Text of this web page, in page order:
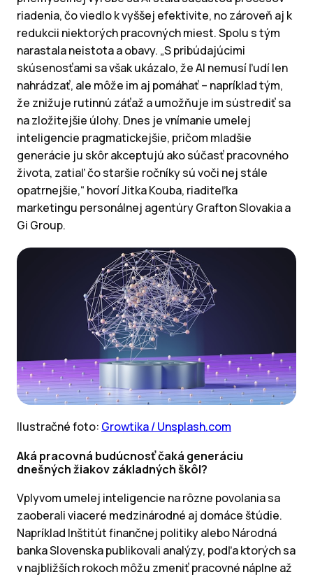
riadenia, čo viedlo k vyššej efektivite, no zároveň aj k
redukcii niektorých pracovných miest. Spolu s tým
narastala neistota a obavy. „S pribúdajúcimi
skúsenosťami sa však ukázalo, že AI nemusí ľudí len
nahrádzať, ale môže im aj pomáhať – napríklad tým,
že znižuje rutinnú záťaž a umožňuje im sústrediť sa
na zložitejšie úlohy. Dnes je vnímanie umelej
inteligencie pragmatickejšie, pričom mladšie
generácie ju skôr akceptujú ako súčasť pracovného
života, zatiaľ čo staršie ročníky sú voči nej stále
opatrnejšie,“ hovorí Jitka Kouba, riaditeľka
marketingu personálnej agentúry Grafton Slovakia a
Gi Group.
Ilustračné foto: Growtika / Unsplash.com
Aká pracovná budúcnosť čaká generáciu
dnešných žiakov základných škôl?
Vplyvom umelej inteligencie na rôzne povolania sa
zaoberali viaceré medzinárodné aj domáce štúdie.
Napríklad Inštitút finančnej politiky alebo Národná
banka Slovenska publikovali analýzy, podľa ktorých sa
v najbližších rokoch môžu zmeniť pracovné náplne až